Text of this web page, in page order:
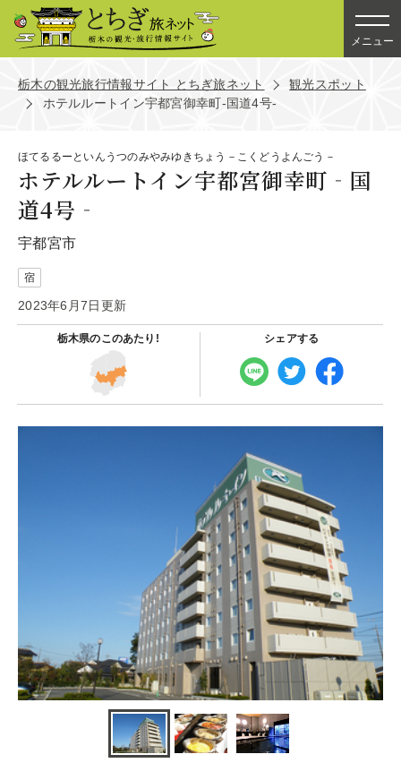
メニュー
栃木の観光旅行情報サイト とちぎ旅ネット
観光スポット
ホテルルートイン宇都宮御幸町‐国道4号‐
ほてるるーといんうつのみやみゆきちょう－こくどうよんごう－
ホテルルートイン宇都宮御幸町‐国
道4号‐
宇都宮市
宿
2023年6月7日更新
栃木県のこのあたり! シェアする